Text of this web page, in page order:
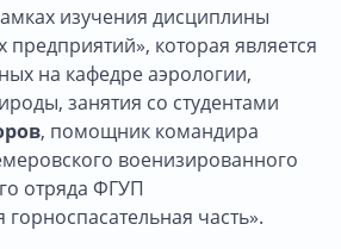
изучения дисциплины
предприятий», которая является
на кафедре аэрологии,
занятия со студентами
, помощник командира
военизированного
отряда ФГУП
часть».